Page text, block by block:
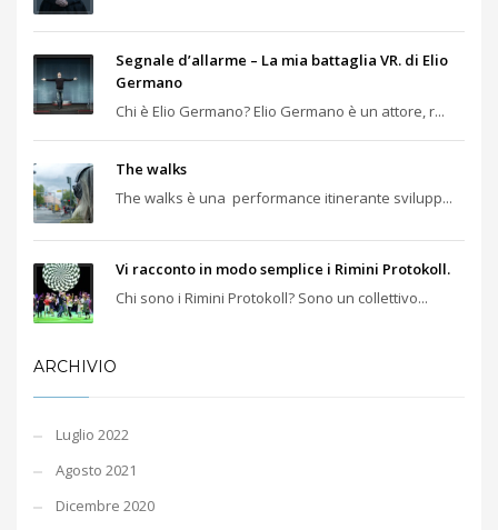
Segnale d’allarme – La mia battaglia VR. di Elio
Germano
Chi è Elio Germano? Elio Germano è un attore, r...
The walks
The walks è una performance itinerante svilupp...
Vi racconto in modo semplice i Rimini Protokoll.
Chi sono i Rimini Protokoll? Sono un collettivo...
ARCHIVIO
Luglio 2022
Agosto 2021
Dicembre 2020